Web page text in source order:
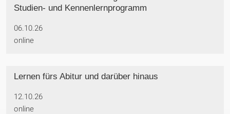
Studien- und Kennenlernprogramm
06.10.26
online
Lernen fürs Abitur und darüber hinaus
12.10.26
online